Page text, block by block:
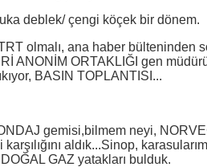
deblek/ çengi köçek bir dönem.
olmalı, ana haber bülteninden
ANONİM ORTAKLIĞI gen
BASIN TOPLANTISI...
gemisi,bilmem neyi,
aldık...Sinop,
GAZ yatakları bulduk.